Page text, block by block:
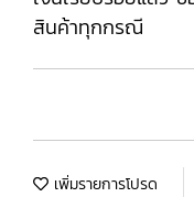
สินค้าทุกกรณี
เพิ่มรายการโปรด